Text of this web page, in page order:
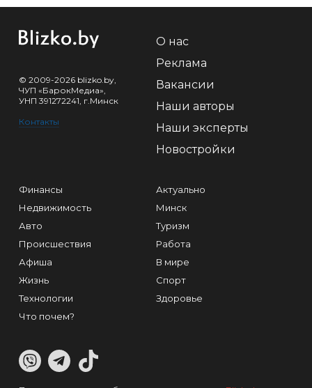
© 2009-2026 blizko.by,
ЧУП «БарокМедиа»,
УНП 391272241, г.Минск
Контакты
О нас
Реклама
Вакансии
Наши авторы
Наши эксперты
Новостройки
Финансы
Недвижимость
Авто
Происшествия
Афиша
Жизнь
Технологии
Что почем?
Актуально
Минск
Туризм
Работа
В мире
Спорт
Здоровье